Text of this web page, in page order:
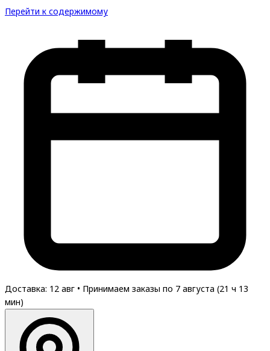
Перейти к содержимому
Доставка: 12 авг • Принимаем заказы по 7 августа (21 ч 13
мин)